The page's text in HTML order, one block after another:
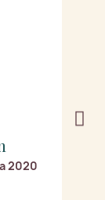
2020